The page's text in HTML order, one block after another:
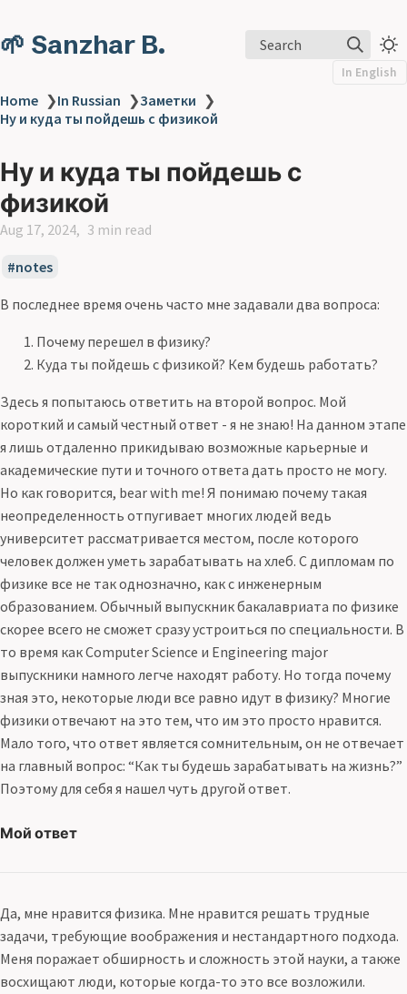
🌱 Sanzhar B. Search
In English
Home ❯In Russian ❯Заметки ❯
Ну и куда ты пойдешь с физикой
Ну и куда ты пойдешь с
физикой
Aug 17, 2024 3 min read
notes
В последнее время очень часто мне задавали два вопроса:
Почему перешел в физику?
Куда ты пойдешь с физикой? Кем будешь работать?
Здесь я попытаюсь ответить на второй вопрос. Мой
короткий и самый честный ответ - я не знаю! На данном этапе
я лишь отдаленно прикидываю возможные карьерные и
академические пути и точного ответа дать просто не могу.
Но как говорится, bear with me! Я понимаю почему такая
неопределенность отпугивает многих людей ведь
университет рассматривается местом, после которого
человек должен уметь зарабатывать на хлеб. С дипломам по
физике все не так однозначно, как с инженерным
образованием. Обычный выпускник бакалавриата по физике
скорее всего не сможет сразу устроиться по специальности. В
то время как Computer Science и Engineering major
выпускники намного легче находят работу. Но тогда почему
зная это, некоторые люди все равно идут в физику? Многие
физики отвечают на это тем, что им это просто нравится.
Мало того, что ответ является сомнительным, он не отвечает
на главный вопрос: “Как ты будешь зарабатывать на жизнь?”
Поэтому для себя я нашел чуть другой ответ.
Мой ответ
Да, мне нравится физика. Мне нравится решать трудные
задачи, требующие воображения и нестандартного подхода.
Меня поражает обширность и сложность этой науки, а также
восхищают люди, которые когда-то это все возложили.